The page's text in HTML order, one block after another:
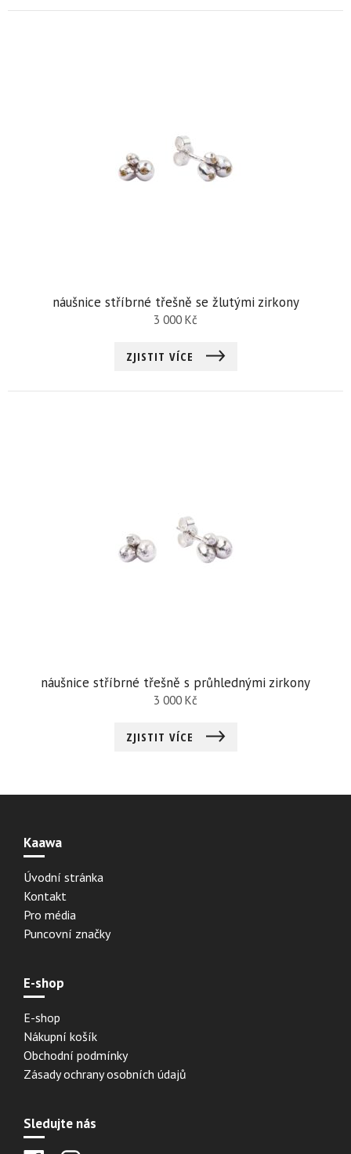
náušnice stříbrné třešně se žlutými zirkony
3 000 Kč
ZJISTIT VÍCE
náušnice stříbrné třešně s průhlednými zirkony
3 000 Kč
ZJISTIT VÍCE
Kaawa
Úvodní stránka
Kontakt
Pro média
Puncovní značky
E-shop
E-shop
Nákupní košík
Obchodní podmínky
Zásady ochrany osobních údajů
Sledujte nás